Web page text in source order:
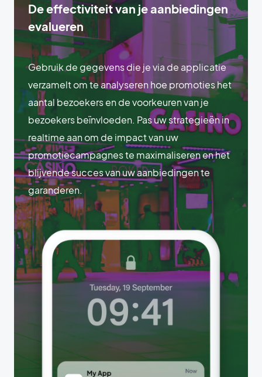
De effectiviteit van je aanbiedingen
evalueren
Gebruik de gegevens die je via de applicatie
verzamelt om te analyseren hoe promoties het
aantal bezoekers en de voorkeuren van je
bezoekers beïnvloeden. Pas uw strategieën in
realtime aan om de impact van uw
promotiecampagnes te maximaliseren en het
blijvende succes van uw aanbiedingen te
garanderen.